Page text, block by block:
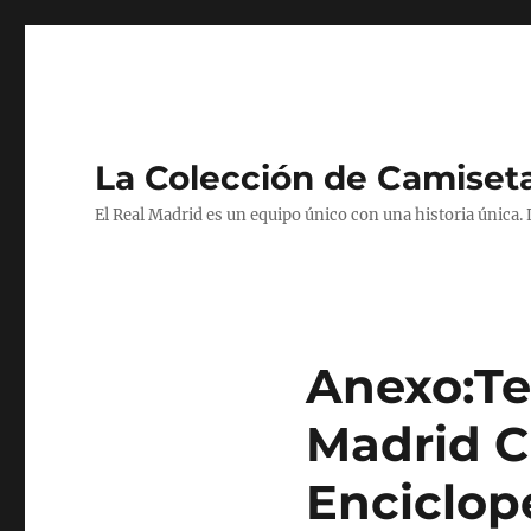
La Colección de
El Real Madrid es un equipo único con una historia
Madrid